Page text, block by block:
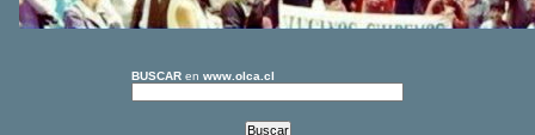
BUSCAR en www.olca.cl